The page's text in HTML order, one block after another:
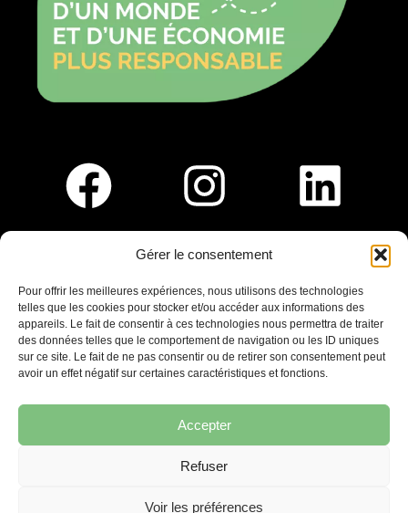
Gérer le consentement
Pour offrir les meilleures expériences, nous utilisons des technologies
telles que les cookies pour stocker et/ou accéder aux informations des
appareils. Le fait de consentir à ces technologies nous permettra de traiter
des données telles que le comportement de navigation ou les ID uniques
sur ce site. Le fait de ne pas consentir ou de retirer son consentement peut
avoir un effet négatif sur certaines caractéristiques et fonctions.
Accepter
Refuser
Voir les préférences
Saint-Germain-En-Laye
Ligne R2-Nord
Tramway T13
20mins à pied du RER A